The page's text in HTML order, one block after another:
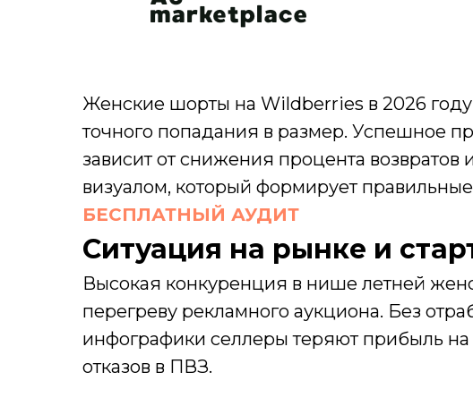
Женские шорты на Wildberries в 2026
точного попадания в размер. Успешное
зависит от снижения процента возвратов
визуалом, который формирует
БЕСПЛАТНЫЙ АУДИТ
Ситуация на рынке и
Высокая конкуренция в нише летней
перегреву рекламного аукциона. Без
инфографики селлеры теряют прибыль на
отказов в ПВЗ.